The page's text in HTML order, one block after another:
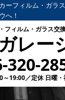
ーフィルム・ガラ
へ！
フィルム・ガラス交
レー
320-
～19:00／定休 日曜・